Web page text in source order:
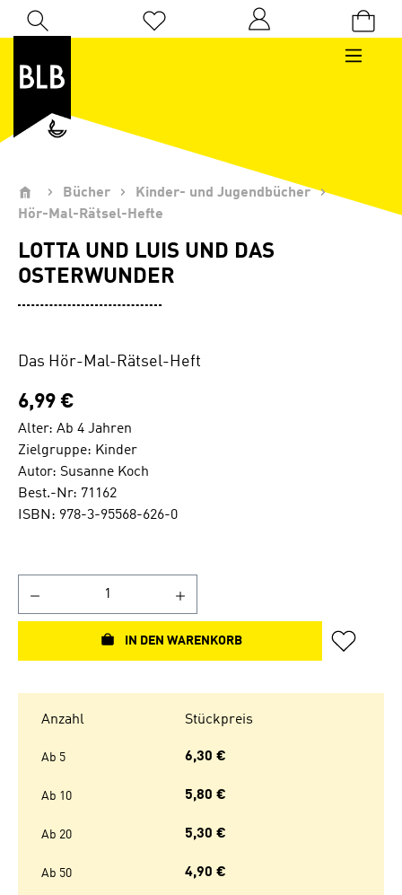
Zum Hauptinhalt springen
Du hast 0 Produkte auf dem Merkzettel
Bücher
Kinder- und Jugendbücher
Hör-Mal-Rätsel-Hefte
LOTTA UND LUIS UND DAS
OSTERWUNDER
Das Hör-Mal-Rätsel-Heft
6,99 €
Alter: Ab 4 Jahren
Zielgruppe: Kinder
Autor: Susanne Koch
Best.-Nr: 71162
ISBN: 978-3-95568-626-0
IN DEN WARENKORB
Anzahl Stückpreis
Ab 5 6,30 €
Ab 10 5,80 €
Ab 20 5,30 €
Ab 50 4,90 €